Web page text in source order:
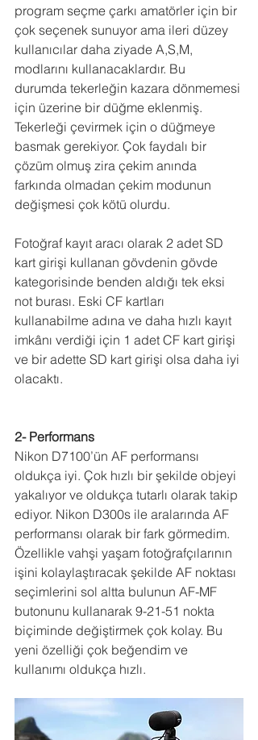
program seçme çarkı amatörler için bir
çok seçenek sunuyor ama ileri düzey
kullanıcılar daha ziyade A,S,M,
modlarını kullanacaklardır. Bu
durumda tekerleğin kazara dönmemesi
için üzerine bir düğme eklenmiş.
Tekerleği çevirmek için o düğmeye
basmak gerekiyor. Çok faydalı bir
çözüm olmuş zira çekim anında
farkında olmadan çekim modunun
değişmesi çok kötü olurdu.
Fotoğraf kayıt aracı olarak 2 adet SD
kart girişi kullanan gövdenin gövde
kategorisinde benden aldığı tek eksi
not burası. Eski CF kartları
kullanabilme adına ve daha hızlı kayıt
imkânı verdiği için 1 adet CF kart girişi
ve bir adette SD kart girişi olsa daha iyi
olacaktı.
2- Performans
Nikon D7100’ün AF performansı
oldukça iyi. Çok hızlı bir şekilde objeyi
yakalıyor ve oldukça tutarlı olarak takip
ediyor. Nikon D300s ile aralarında AF
performansı olarak bir fark görmedim.
Özellikle vahşi yaşam fotoğrafçılarının
işini kolaylaştıracak şekilde AF noktası
seçimlerini sol altta bulunun AF-MF
butonunu kullanarak 9-21-51 nokta
biçiminde değiştirmek çok kolay. Bu
yeni özelliği çok beğendim ve
kullanımı oldukça hızlı.